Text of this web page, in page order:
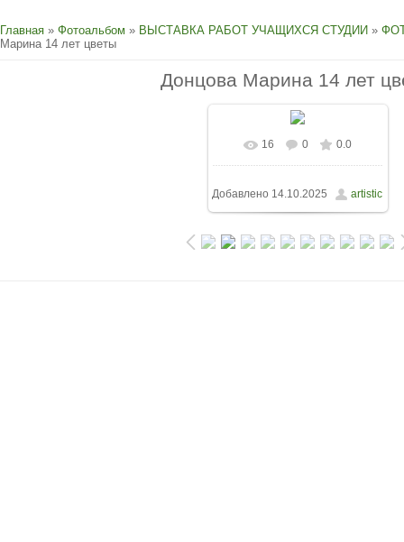
Главная » Фотоальбом » ВЫСТАВКА РАБОТ УЧАЩИХСЯ СТУДИИ »
Марина 14 лет цветы
Донцова Марина 14 лет
16 0 0.0
Добавлено 14.10.2025 artistic